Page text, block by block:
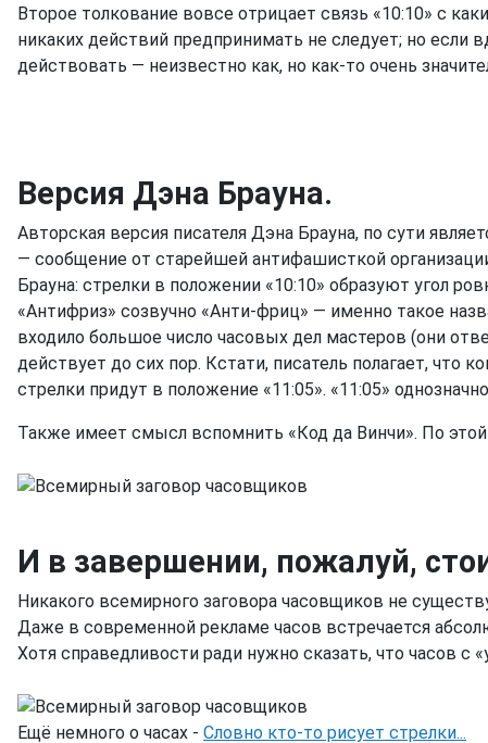
Второе толкование вовсе отрицает связь «10:10» с
никаких действий предпринимать не следует; но если
действовать — неизвестно как, но как-то очень
Версия Дэна Брауна.
Авторская версия писателя Дэна Брауна, по сути
— сообщение от старейшей антифашисткой
Брауна: стрелки в положении «10:10» образуют угол
«Антифриз» созвучно «Анти-фриц» — именно такое
входило большое число часовых дел мастеров (они
действует до сих пор. Кстати, писатель полагает, что
стрелки придут в положение «11:05». «11:05»
Также имеет смысл вспомнить «Код да Винчи». По
И в завершении, пожалуй,
Никакого всемирного заговора часовщиков не
Даже в современной рекламе часов встречается
Хотя справедливости ради нужно сказать, что часов с
Ещё немного о часах - Словно кто-то рисует стрелки...